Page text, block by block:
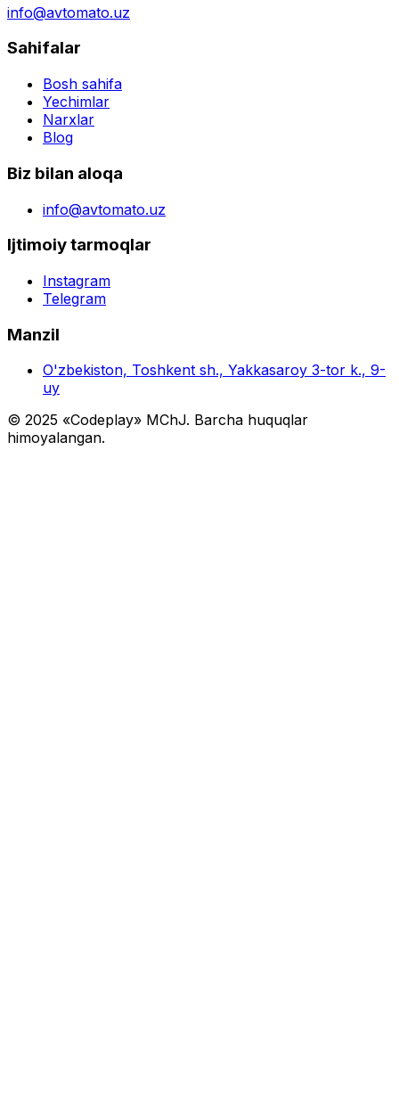
info@avtomato.uz
Sahifalar
Bosh sahifa
Yechimlar
Narxlar
Blog
Biz bilan aloqa
info@avtomato.uz
Ijtimoiy tarmoqlar
Instagram
Telegram
Manzil
O'zbekiston, Toshkent sh., Yakkasaroy 3-tor k., 9-
uy
© 2025 «Codeplay» MChJ. Barcha huquqlar
himoyalangan.